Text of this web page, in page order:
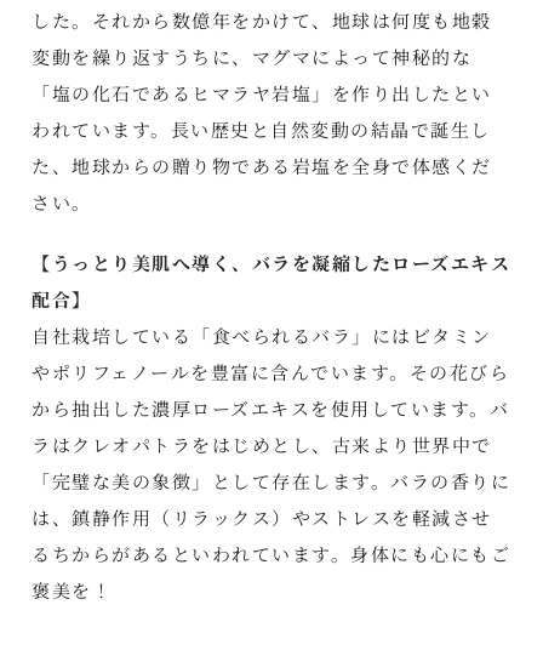
した。それから数億年をかけて、地球は何度も地穀
変動を繰り返すうちに、マグマによって神秘的な
「塩の化石であるヒマラヤ岩塩」を作り出したとい
われています。長い歴史と自然変動の結晶で誕生し
た、地球からの贈り物である岩塩を全身で体感くだ
さい。
【うっとり美肌へ導く、バラを凝縮したローズエキス
配合】
自社栽培している「食べられるバラ」にはビタミン
やポリフェノールを豊富に含んでいます。その花びら
から抽出した濃厚ローズエキスを使用しています。バ
ラはクレオパトラをはじめとし、古来より世界中で
「完璧な美の象徴」として存在します。バラの香りに
は、鎮静作用（リラックス）やストレスを軽減させ
るちからがあるといわれています。身体にも心にもご
褒美を！